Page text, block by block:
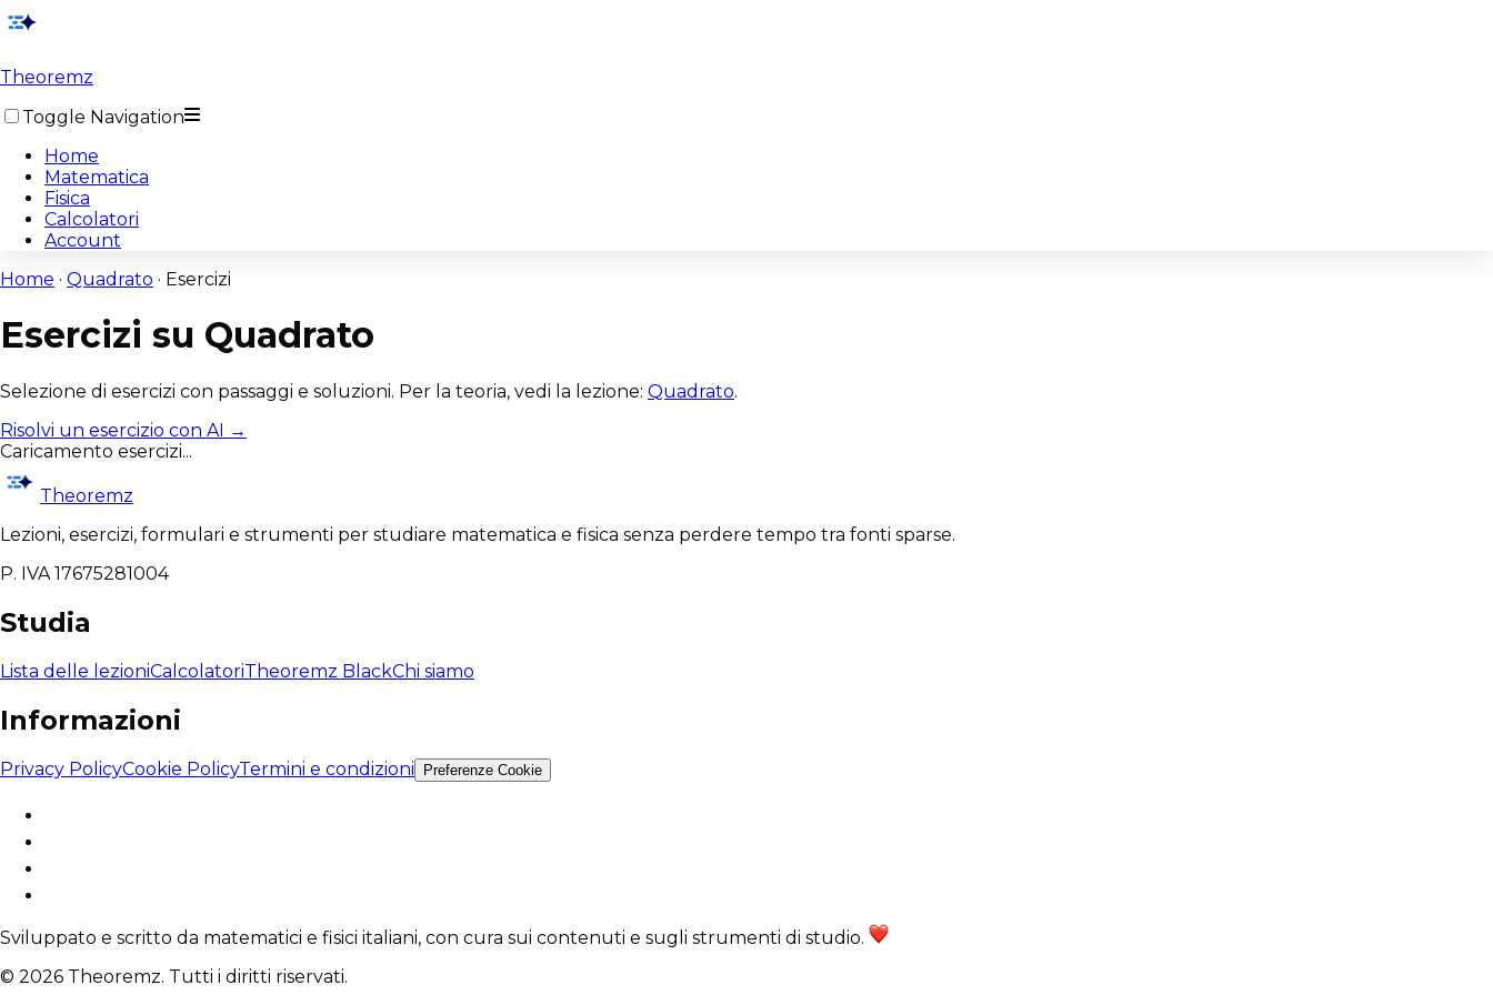
Theoremz
Toggle Navigation
Home
Matematica
Fisica
Calcolatori
Account
Home · Quadrato · Esercizi
Esercizi su Quadrato
Selezione di esercizi con passaggi e soluzioni. Per la teoria, vedi la lezione: Quadrato.
Risolvi un esercizio con AI →
Caricamento esercizi...
Theoremz
Lezioni, esercizi, formulari e strumenti per studiare matematica e fisica senza perdere tempo tra fonti sparse.
P. IVA 17675281004
Studia
Lista delle lezioniCalcolatoriTheoremz BlackChi siamo
Informazioni
Privacy PolicyCookie PolicyTermini e condizioni Preferenze Cookie
Sviluppato e scritto da matematici e fisici italiani, con cura sui contenuti e sugli strumenti di studio.
© 2026 Theoremz. Tutti i diritti riservati.